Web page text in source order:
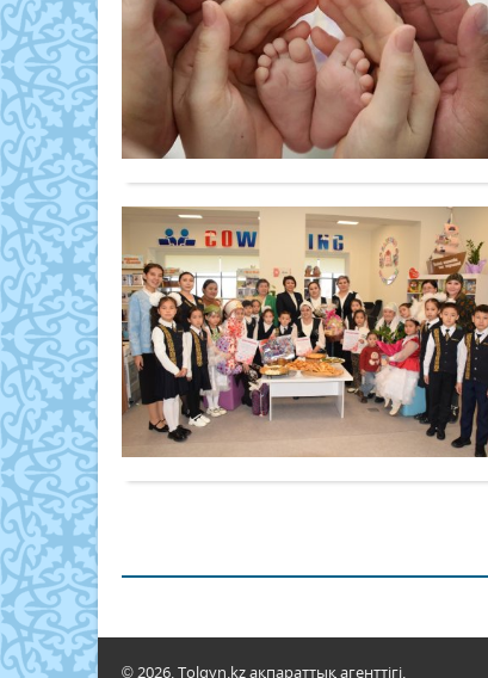
© 2026. Tolqyn.kz ақпараттық агенттігі.